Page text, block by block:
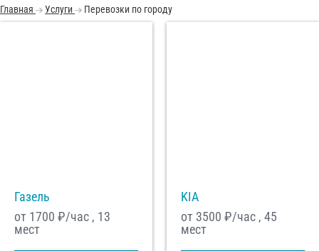
Главная Услуги Перевозки по городу
Газель
от 1700 ₽/час , 13
мест
KIA
от 3500 ₽/час , 45
мест
обработку моих Персональных данных